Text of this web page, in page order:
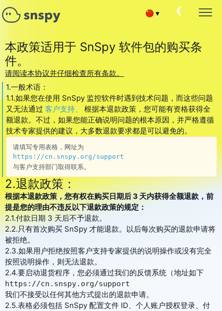
▾
Español
Deutsch
English
Portuguese (Brazil)
Хинди हिन्दी
Italiano
Türkçe
SNAPCHAT 密码破解
监控目标账户
阅读聊天信息
跟踪好友和订阅者
黑客 Snapchat 联系人列表
恢复 SNAPCHAT 账户
恢复已删除的聊天记录
SNAPCHAT 当前位置
找出用户所在位置
黑客 SNAPCHAT 通话
黑客 Snapchat 联系人列表
SNAPCHAT SPY 在线
群聊黑客应用
定价
常见问题
联属会员计划
特点
本政策适用于 SnSpy 软件包的购买条
件。
请阅读本协议并仔细检查所有条款。
1.一般术语：
1.1.如果您在使用 SnSpy 监控软件时遇到技术问题，而这些问题
又无法通过 客户支持、
根据本退款政策，您可能有资格获得全
额退款。不过，如果您能正确说明问题的根本原因，并严格遵循
技术专家提供的建议，大多数退款要求都是可以避免的。
请填写专用表格，网址为
https://cn.snspy.org/support
与客户支持部门取得联系。
2.退款政策：
根据本退款政策，您有权在购买日期后 3 天内获得全额退款，前
提是您的理由不违反以下退款政策的规定：
2.1.付款日期 3 天后不予退款。
2.2.只有首次购买 SnSpy 才能退款。以后每次购买的退款申请将
被拒绝。
2.3.如果用户拒绝按照客户支持专家提供的说明操作或没有完全
按照说明操作，则无法退款。
2.4.要启动退货程序，您必须通过我们的反馈系统（地址如下
https://cn.snspy.org/support
我们不接受以任何其他方式提出的退款申请。
2.5.表格必须包括 SnSpy 配置文件 ID、个人账户授权登录、付